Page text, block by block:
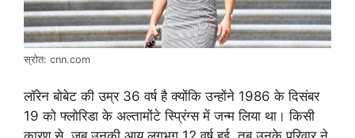
स्रोत: cnn.com
लॉरेन बोबेट की उम्र 36 वर्ष है क्योंकि उन्होंने 1986 के दिसंबर
19 को फ्लोरिडा के अल्तामोंटे स्प्रिंग्स में जन्म लिया था। किसी